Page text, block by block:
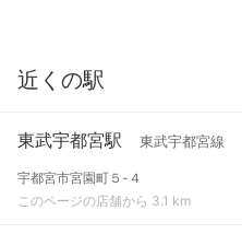
近くの駅
東武宇都宮駅 東武宇都宮線
宇都宮市宮園町５-４
このページの店舗から 3.1 km